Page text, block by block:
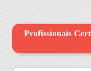
Profissionais